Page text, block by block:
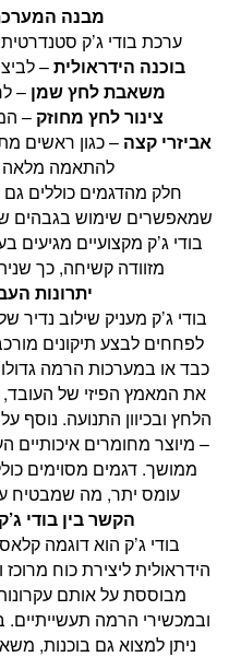
מבנה
ערכת בודי ג’ק
בוכנה הידראולית–
משאבת לחץ שמן –
צינור לחץ מחוזק –
אביזרי קצה – כגון ראשים
להתאמה מלאה
חלק מהדגמים כוללים גם
שמאפשרים שימוש בגבהים
בודי ג’ק מקצועיים מגיעים
מזוודה קשיחה, כך
יתרונות
בודי ג’ק מעניק שילוב נדיר
לפחחים לבצע תיקונים
כבד או במערכות הרמה
את המאמץ הפיזי של
הלחץ ובכיוון התנועה. נוסף
– מיוצר מחומרים איכותיים
ממושך. דגמים מסוימים
עומס יתר, מה שמבטיח
הקשר בין בודי
בודי ג’ק הוא דוגמה
הידראולית ליצירת כוח
מבוססת על אותם
ובמכשירי הרמה תעשייתיים.
ניתן למצוא גם בוכנות,